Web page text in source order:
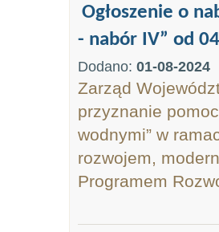
Ogłoszenie o
- nabór IV” od
Dodano: 01-08-2024
Zarząd
przyznanie
wodnymi” w
rozwojem,
Programem